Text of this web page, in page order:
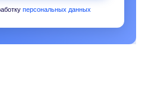
персональных данных